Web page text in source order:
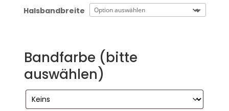
Halsbandbreite
Bandfarbe (bitte
auswählen)